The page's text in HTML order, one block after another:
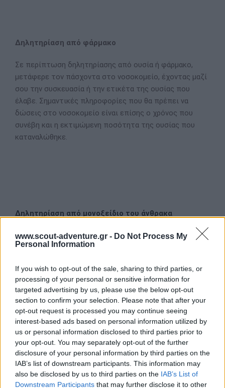
www.scout-adventure.gr - Do Not Process My
Personal Information
If you wish to opt-out of the sale, sharing to third parties, or
processing of your personal or sensitive information for
targeted advertising by us, please use the below opt-out
section to confirm your selection. Please note that after your
opt-out request is processed you may continue seeing
interest-based ads based on personal information utilized by
us or personal information disclosed to third parties prior to
your opt-out. You may separately opt-out of the further
disclosure of your personal information by third parties on the
IAB’s list of downstream participants. This information may
also be disclosed by us to third parties on the IAB’s List of
Downstream Participants that may further disclose it to other
Δηλητηρίαση από φάρμακο
Σε περίπτωση δηλητηρίασης από ουσία ή φάρμακο,
μετάφερε τον πάσχοντα στο νοσοκομείο, έχοντας μαζί
σου την συσκευασία ή την ετικέτα της ουσίας που
έλαβε. Σημαντικές πληροφορίες που θα πρέπει να
δώσεις στο νοσοκομείο είναι επίσης ο χρόνος που
συνέβη και η εκτιμώμενη ποσότητα της ουσίας που
καταναλώθηκε.
Δηλητηρίαση από μονοξείδιο του άνθρακα
Δηλητηρίαση από μονοξείδιο του άνθρακα προκαλείται
μετά από αρκετή εισπνοή του αερίου αυτού. Το
οικιακές ή βιομηχανικές εγκαταστάσεις, από παλιά
οχήματα και άλλα βενζινοκίνητα εργαλεία, από
θερμοσίφωνες τζάκια, μαγκάλια και ψησταριές. Είναι
ένα τοξικό αέριο, αλλά επειδή είναι άχρωμο, άοσμο,
άγευστο και αρχικά μη ερεθιστικό, είναι πολύ δύσκολο
να το ανιχνεύσουμε.
Τα συμπτώματα της δηλητηρίασης από μονοξείδιο
περιλαμβάνουν ζάλη, σύγχυση, πονοκέφαλο και ίλιγγο. Η
έκθεση σε μεγαλύτερες ποσότητες μπορεί να οδηγήσει